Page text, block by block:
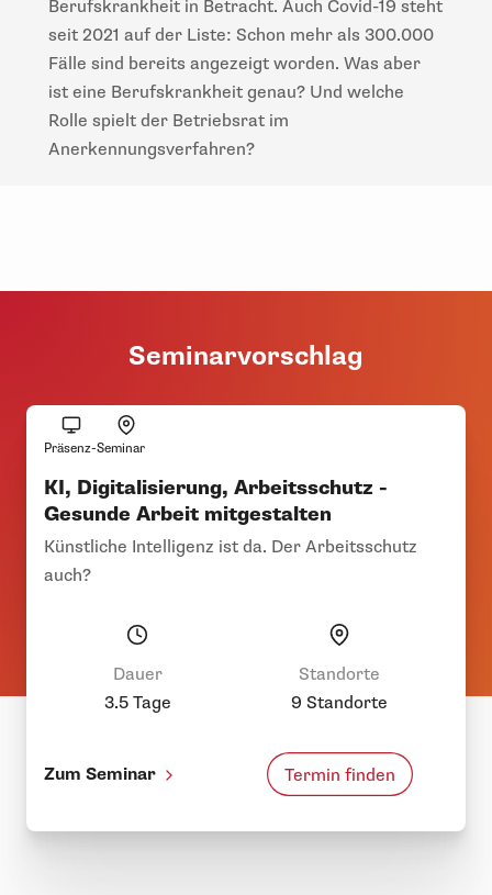
Berufskrankheit in Betracht. Auch Covid-19 steht
seit 2021 auf der Liste: Schon mehr als 300.000
Fälle sind bereits angezeigt worden. Was aber
ist eine Berufskrankheit genau? Und welche
Rolle spielt der Betriebsrat im
Anerkennungsverfahren?
Seminarvorschlag
Präsenz-Seminar
KI, Digitalisierung, Arbeitsschutz -
Gesunde Arbeit mitgestalten
Künstliche Intelligenz ist da. Der Arbeitsschutz
auch?
Dauer
3.5 Tage
Standorte
9 Standorte
Zum Seminar Termin finden